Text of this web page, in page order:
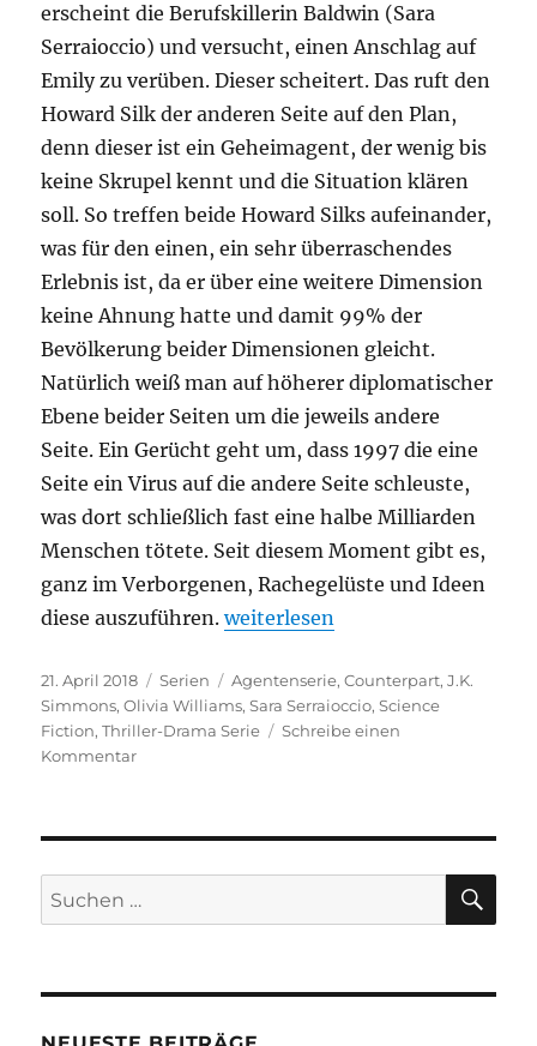
erscheint die Berufskillerin Baldwin (Sara
Serraioccio) und versucht, einen Anschlag auf
Emily zu verüben. Dieser scheitert. Das ruft den
Howard Silk der anderen Seite auf den Plan,
denn dieser ist ein Geheimagent, der wenig bis
keine Skrupel kennt und die Situation klären
soll. So treffen beide Howard Silks aufeinander,
was für den einen, ein sehr überraschendes
Erlebnis ist, da er über eine weitere Dimension
keine Ahnung hatte und damit 99% der
Bevölkerung beider Dimensionen gleicht.
Natürlich weiß man auf höherer diplomatischer
Ebene beider Seiten um die jeweils andere
Seite. Ein Gerücht geht um, dass 1997 die eine
Seite ein Virus auf die andere Seite schleuste,
was dort schließlich fast eine halbe Milliarden
Menschen tötete. Seit diesem Moment gibt es,
ganz im Verborgenen, Rachegelüste und Ideen
diese auszuführen.„Counterpart“
weiterlesen
Veröffentlicht
am
21. April 2018 Kategorien
Serien Schlagwörter
Agentenserie,Counterpart,J.K.
Simmons,Olivia Williams,Sara Serraioccio,Science
Fiction,Thriller-Drama Serie
Schreibe einen
Kommentarzu
Suchen
nach: